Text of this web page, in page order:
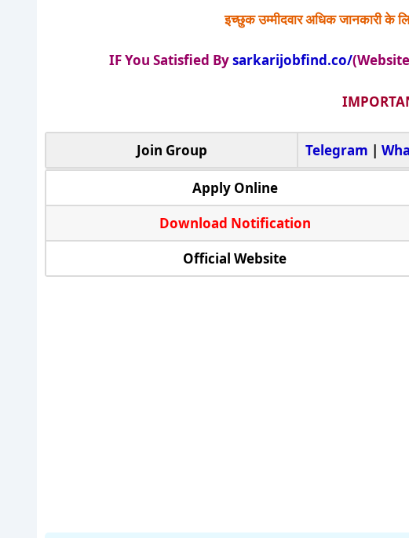
इच्छुक उम्मीदवार अधिक जानकारी
IF You Satisfied Bysarkarijobfind.co/
Join Group Telegram |
Apply Online
Download Notification
Official Website